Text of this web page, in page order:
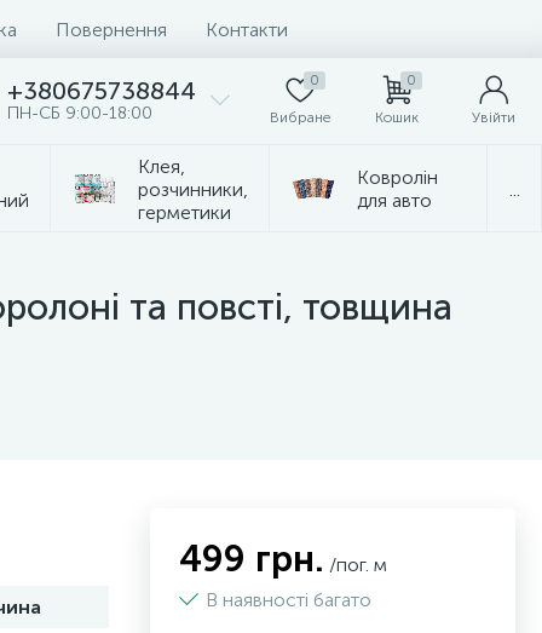
Повернення Контакти
+380675738844
ПН-СБ 9:00-18:00
0
Вибране
0
Кошик Увійти
Клея,
розчинники,
герметики
Ковролін
для авто
та повсті, товщина
499 грн. /пог. м
В наявності багато